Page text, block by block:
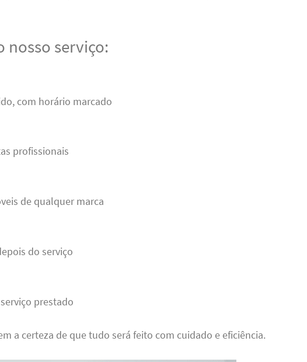
nosso serviço:
com horário marcado
profissionais
de qualquer marca
do serviço
prestado
a certeza de que tudo será feito com cuidado e eficiência.